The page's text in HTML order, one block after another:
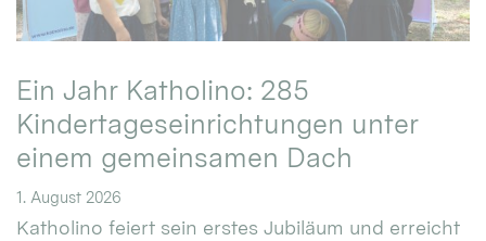
Ein Jahr Katholino: 285
Kindertageseinrichtungen unter
einem gemeinsamen Dach
1. August 2026
Katholino feiert sein erstes Jubiläum und erreicht